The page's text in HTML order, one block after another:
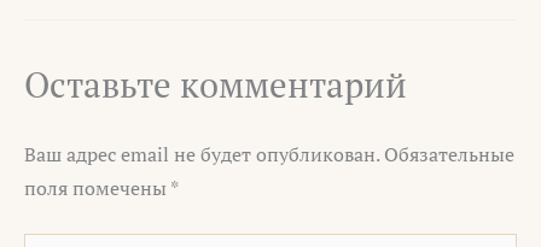
Оставьте комментарий
Ваш адрес email не будет опубликован. Обязательные
поля помечены *